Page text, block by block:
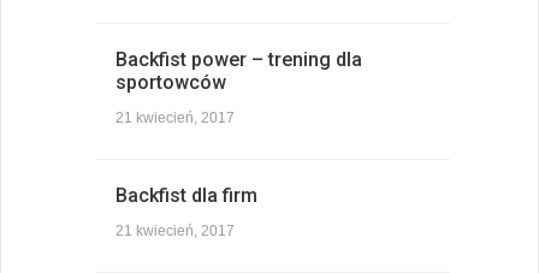
Backfist power – trening dla
sportowców
21 kwiecień, 2017
Backfist dla firm
21 kwiecień, 2017